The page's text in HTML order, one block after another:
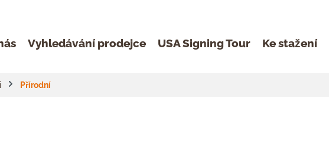
Vyhledávání prodejce USA Signing Tour Ke stažení
Přírodní